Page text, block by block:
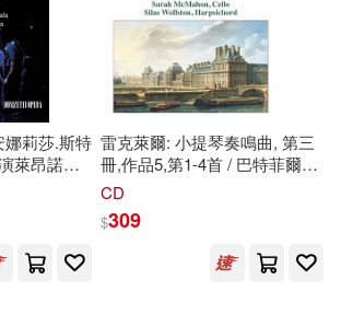
崔鍾雷(2)
李祐元(2)
查爾斯‧雷德(2)
錢理群(2)
博樂伯樂(14)
選)
娜莉莎.斯特
萊昂諾爾.
馬雷納
阿方索十
扎 (指揮) /
團 / 董尼
雷克萊爾: 小提琴奏鳴曲, 第三
冊,作品5,第1-4首 / 巴特菲爾德
(小提琴) / 麥馬漢 (大提琴) / 沃
Sonatas, Book 3 - Op. 5, Nos.
1-4 / Butterfield (violin) /
McMahon (cello) / Wollston
CD
$309